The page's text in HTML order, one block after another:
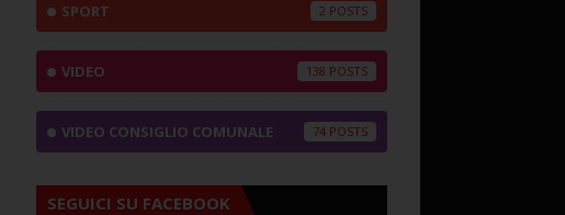
SPORT 2
VIDEO 138
VIDEO CONSIGLIO COMUNALE 74
SEGUICI SU FACEBOOK